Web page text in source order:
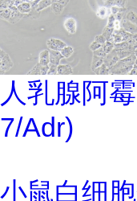
人乳腺阿
7/Adr)
小鼠白细